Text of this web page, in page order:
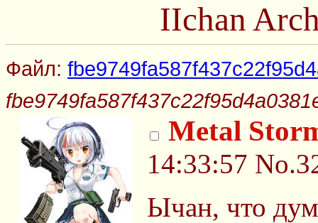
IIchan
Файл:
Metal
14:33:57
Ычан, что